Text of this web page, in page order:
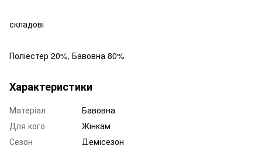
складові
Поліестер 20%, Бавовна 80%
Характеристики
Матеріал
Бавовна
Для кого
Жінкам
Сезон
Демісезон